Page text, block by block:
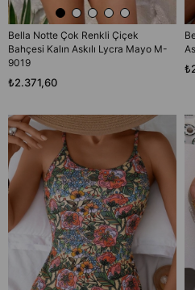
Bella Notte Çok Renkli Çiçek
Bahçesi Kalın Askılı Lycra Mayo M-
9019
₺2.371,60